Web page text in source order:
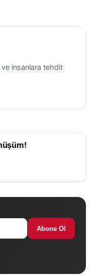
ve insanlara tehdit
Abone Ol